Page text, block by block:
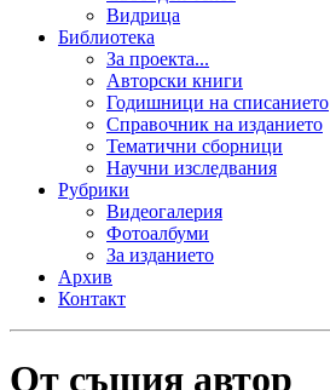
Видрица
Библиотека
За проекта...
Авторски книги
Годишници на списанието
Справочник на изданието
Тематични сборници
Научни изследвания
Рубрики
Видеогалерия
Фотоалбуми
За изданието
Архив
Контакт
От същия автор